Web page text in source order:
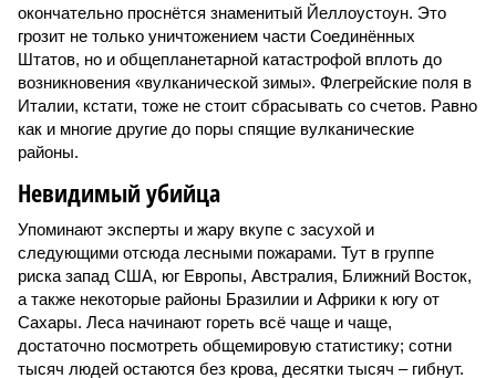
окончательно проснётся знаменитый Йеллоустоун. Это
грозит не только уничтожением части Соединённых
Штатов, но и общепланетарной катастрофой вплоть до
возникновения «вулканической зимы». Флегрейские поля в
Италии, кстати, тоже не стоит сбрасывать со счетов. Равно
как и многие другие до поры спящие вулканические
районы.
Невидимый убийца
Упоминают эксперты и жару вкупе с засухой и
следующими отсюда лесными пожарами. Тут в группе
риска запад США, юг Европы, Австралия, Ближний Восток,
а также некоторые районы Бразилии и Африки к югу от
Сахары. Леса начинают гореть всё чаще и чаще,
достаточно посмотреть общемировую статистику; сотни
тысяч людей остаются без крова, десятки тысяч – гибнут.